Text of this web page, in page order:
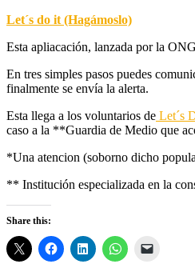
Let´s do it (Hagámoslo)
Esta apliacación, lanzada por la
En tres simples pasos puedes
finalmente se envía la alerta.
Esta llega a los voluntarios de Let´s
caso a la **Guardia de Medio que
*Una atencion (soborno dicho
** Institución especializada en la
Share this: